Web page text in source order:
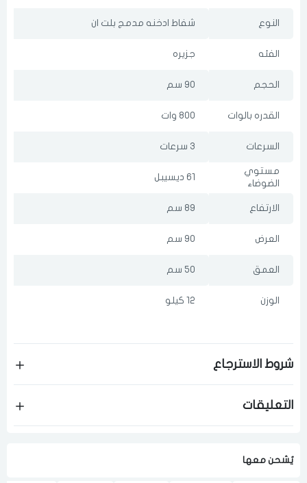
النوع شفاط ادخنه مدمج بلت ان
الفئه جزيره
الحجم 90 سم
القدره بالوات 800 وات
السرعات 3 سرعات
مستوي
الضوضاء
61 ديسيبل
الارتفاع 89 سم
العرض 90 سم
العمق 50 سم
الوزن 12 كيلو
شروط الاسترجاع
التعليقات
يٌشحن معها